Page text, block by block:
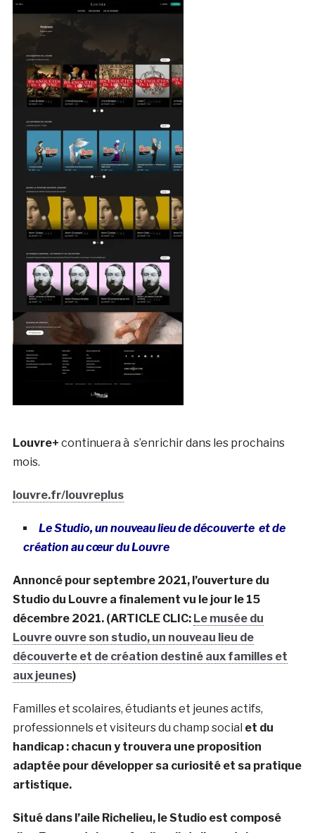
Louvre+ continuera à s’enrichir dans les prochains
mois.
louvre.fr/louvreplus
Le Studio, un nouveau lieu de découverte et de
création aucœurdu Louvre
Annoncé pour septembre 2021, l’ouverture du
Studio du Louvre a finalement vu le jour le 15
décembre 2021. (ARTICLE CLIC: Le musée du
Louvre ouvre son studio, un nouveau lieu de
découverte et de création destiné aux familles et
aux jeunes)
Familles et scolaires, étudiants et jeunes actifs,
professionnels et visiteurs du champ social et du
handicap : chacun y trouvera une proposition
adaptée pour développer sa curiosité et sa pratique
artistique.
Situé dans l’aile Richelieu, le Studio est composé